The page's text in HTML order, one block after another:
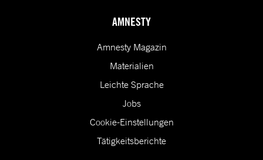
AMNESTY
Amnesty Magazin
Materialien
Leichte Sprache
Jobs
Cookie-Einstellungen
Tätigkeitsberichte